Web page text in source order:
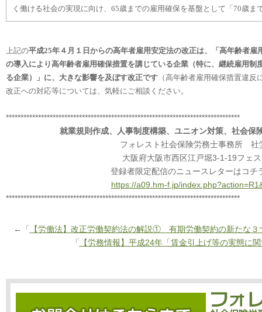
く働ける社会の実現に向け、 65歳までの雇用確保を基盤として「70歳ま
上記の平成25年４月１日からの高年者雇用安定法の改正は、「高年齢者
の導入により高年齢者雇用確保措置を講じている企業（特に、継続雇用
る企業）」に、大きな影響を及ぼす改正です （高年齢者雇用確保措置違
改正への対応等については、気軽にご相談ください。
********************************************************************************
就業規則作成、人事制度構築、ユニオン対策、社会保
フォレスト社会保険労務士事務所
大阪府大阪市西区江戸堀3-1-19フェ
登録者限定配信のニュースレターはコチ
https://a09.hm-f.jp/
********************************************************************************
←「
【労働法】改正労働契約法の解説① 有期労働契約の新たな３
「
【労務情報】平成24年「賃金引上げ等の実態に